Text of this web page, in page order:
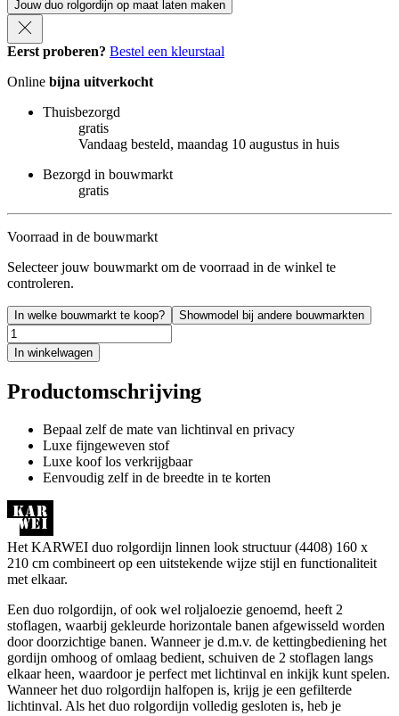
Jouw duo rolgordijn op maat laten maken
Eerst proberen? Bestel een kleurstaal
Online bijna uitverkocht
Thuisbezorgd
gratis
Vandaag besteld, maandag 10 augustus in huis
Bezorgd in bouwmarkt
gratis
Voorraad in de bouwmarkt
Selecteer jouw bouwmarkt om de voorraad in de winkel te
controleren.
In welke bouwmarkt te koop? Showmodel bij andere bouwmarkten
In winkelwagen
Productomschrijving
Bepaal zelf de mate van lichtinval en privacy
Luxe fijngeweven stof
Luxe koof los verkrijgbaar
Eenvoudig zelf in de breedte in te korten
Het KARWEI duo rolgordijn linnen look structuur (4408) 160 x
210 cm combineert op een uitstekende wijze stijl en functionaliteit
met elkaar.
Een duo rolgordijn, of ook wel roljaloezie genoemd, heeft 2
stoflagen, waarbij gekleurde horizontale banen afgewisseld worden
door doorzichtige banen. Wanneer je d.m.v. de kettingbediening het
gordijn omhoog of omlaag bedient, schuiven de 2 stoflagen langs
elkaar heen, waardoor je perfect met lichtinval en inkijk kunt spelen.
Wanneer het duo rolgordijn halfopen is, krijg je een gefilterde
lichtinval. Als het duo rolgordijn volledig gesloten is, heb je